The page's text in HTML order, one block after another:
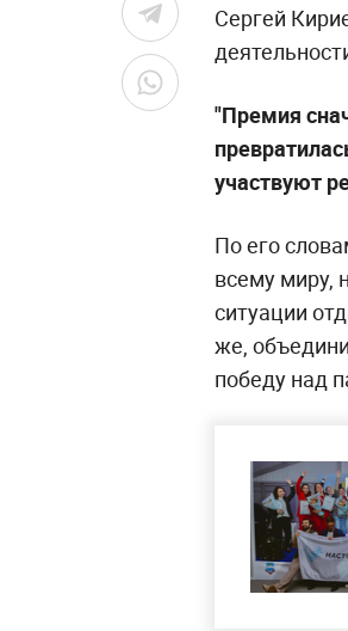
Сергей
"Премия
участвуют
По его
всему миру,
ситуации
же,
победу над